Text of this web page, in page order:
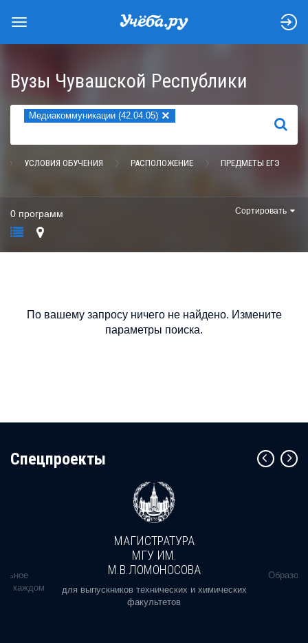
Вузы Чувашской Республики
Медиакоммуникации (42.04.05) ×
НАЙТИ
УСЛОВИЯ ОБУЧЕНИЯ РАСПОЛОЖЕНИЕ ПРЕДМЕТЫ ЕГЭ
0 программ Сортировать
По вашему запросу ничего не найдено. Измените
параметры поиска.
Cпецпроекты
в каждом
МАГИСТРАТУРА
МГУ ИМ.
М.В.ЛОМОНОСОВА
для выпускников технических и химических
факультетов